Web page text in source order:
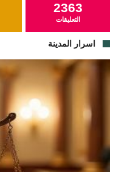
2363
التعليقات
اسرار المدينة